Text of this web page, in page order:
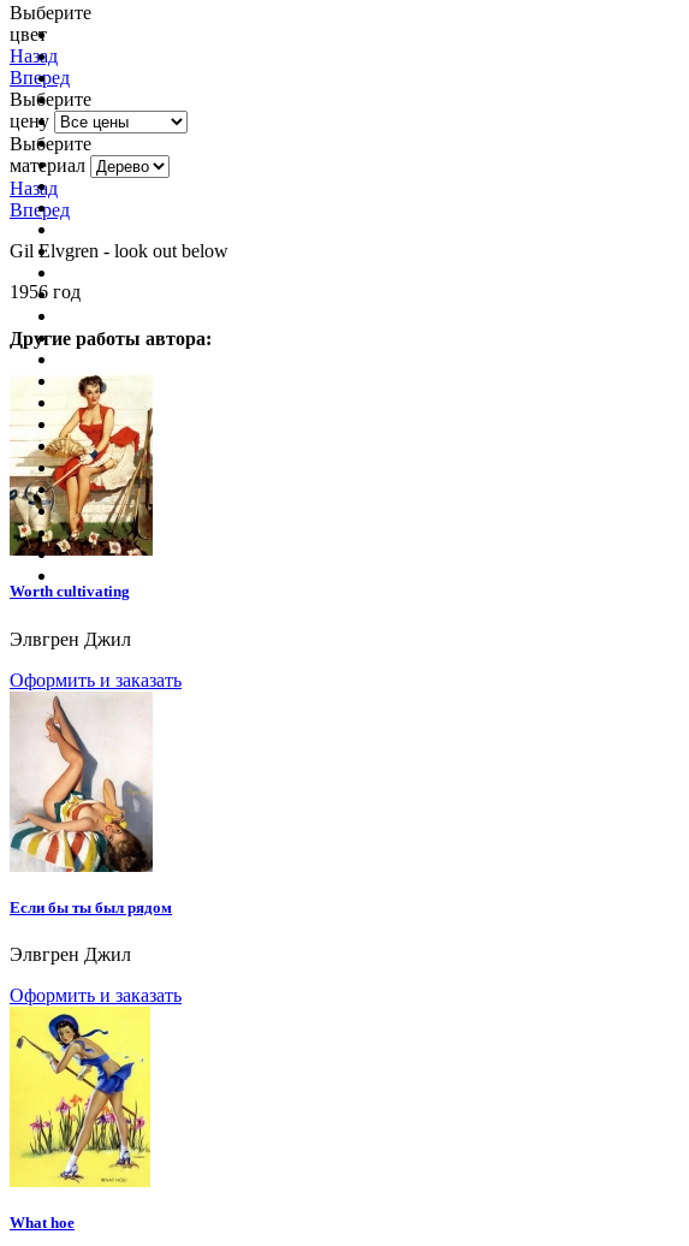
Выберите
цвет
Назад
Вперед
Выберите
цену
Выберите
материал
Назад
Вперед
Gil Elvgren - look out below
1956 год
Другие работы автора:
Worth cultivating
Элвгрен Джил
Оформить и заказать
Если бы ты был рядом
Элвгрен Джил
Оформить и заказать
What hoe